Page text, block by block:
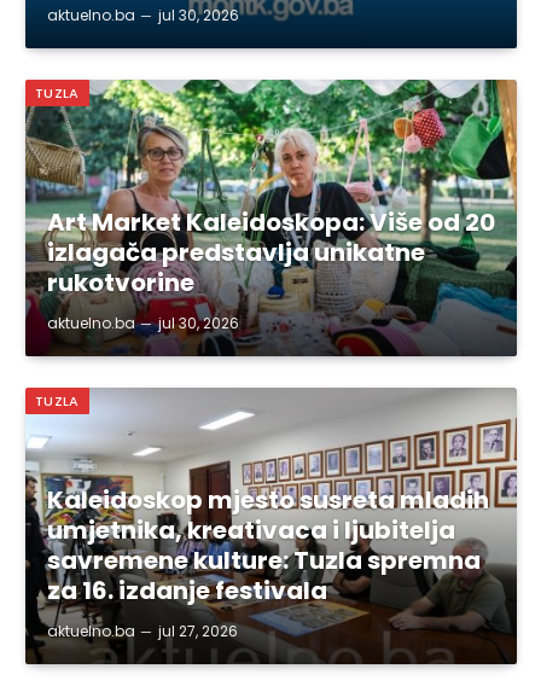
aktuelno.ba jul 30, 2026
TUZLA
Art Market Kaleidoskopa: Više od 20
izlagača predstavlja unikatne
rukotvorine
aktuelno.ba jul 30, 2026
TUZLA
Kaleidoskop mjesto susreta mladih
umjetnika, kreativaca i ljubitelja
savremene kulture: Tuzla spremna
za 16. izdanje festivala
aktuelno.ba jul 27, 2026